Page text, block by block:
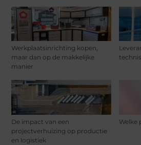
Werkplaatsinrichting kopen,
maar dan op de makkelijke
manier
De impact van een
projectverhuizing op productie
en logistiek
Welke